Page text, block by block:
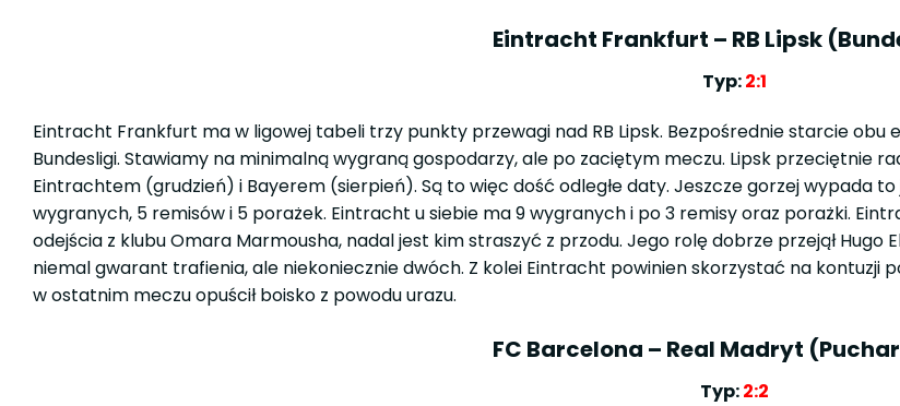
Eintracht Frankfurt – RB Lipsk
Typ:2:1
Eintracht Frankfurt ma w ligowej tabeli trzy punkty przewagi nad RB Lipsk. Bezpośrednie starcie
Bundesligi. Stawiamy na minimalną wygraną gospodarzy, ale po zaciętym meczu. Lipsk przeciętnie
Eintrachtem (grudzień) i Bayerem (sierpień). Są to więc dość odległe daty. Jeszcze gorzej wypada to
wygranych, 5 remisów i 5 porażek. Eintracht u siebie ma 9 wygranych i po 3 remisy oraz porażki.
odejścia z klubu Omara Marmousha, nadal jest kim straszyć z przodu. Jego rolę dobrze przejął Hugo
niemal gwarant trafienia, ale niekoniecznie dwóch. Z kolei Eintracht powinien skorzystać na
w ostatnim meczu opuścił boisko z powodu urazu.
FC Barcelona – Real Madryt
Typ:2:2